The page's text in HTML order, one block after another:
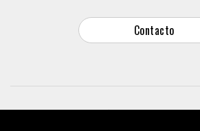
Contacto
© 2026 Reason Why